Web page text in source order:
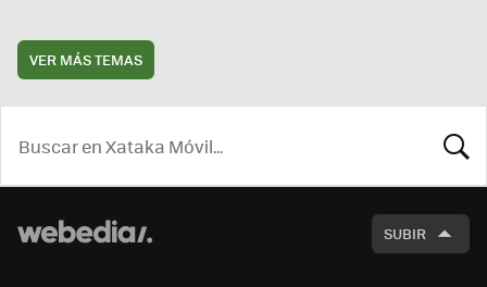
VER MÁS TEMAS
SUBIR